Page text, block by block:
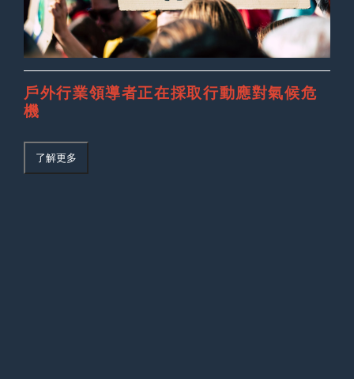
戶外行業領導者正在採取行動應對氣候危
機
了解更多